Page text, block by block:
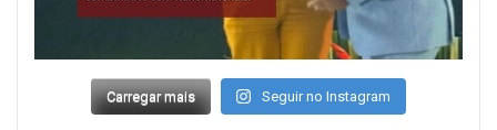
Carregar mais Seguir no Instagram